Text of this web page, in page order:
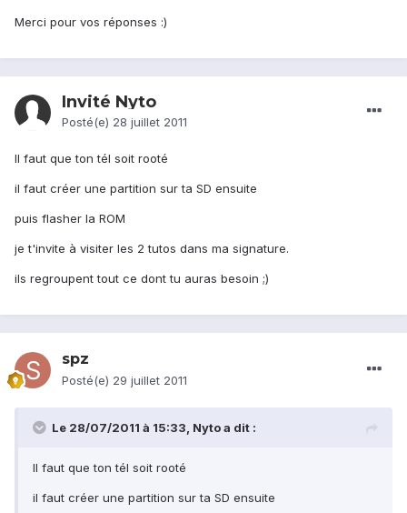
Merci pour vos réponses :)
Invité Nyto
Posté(e) 28 juillet 2011
Il faut que ton tél soit rooté
il faut créer une partition sur ta SD ensuite
puis flasher la ROM
je t'invite à visiter les 2 tutos dans ma signature.
ils regroupent tout ce dont tu auras besoin ;)
spz
Posté(e) 29 juillet 2011
Le 28/07/2011 à 15:33, Nyto a dit :
Il faut que ton tél soit rooté
il faut créer une partition sur ta SD ensuite